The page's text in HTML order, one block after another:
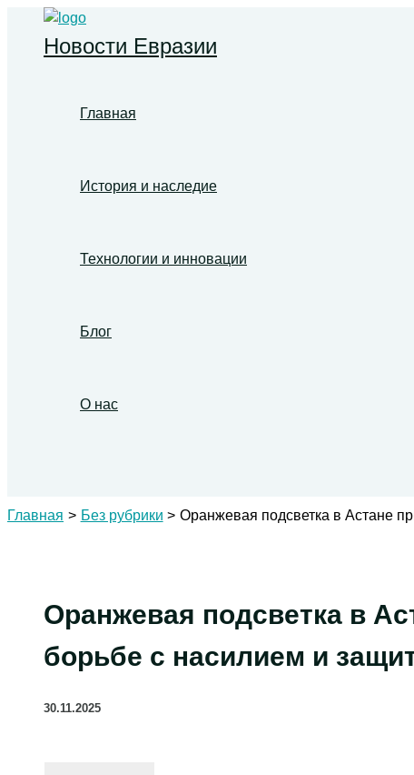
Перейти
содержимому
Новости Евразии
Главная
История и наследие
Технологии и инновации
Блог
О нас
Главная Без рубрики Оранжевая подсветка в Астане
Оранжевая подсветка в
борьбе с насилием и
30.11.2025